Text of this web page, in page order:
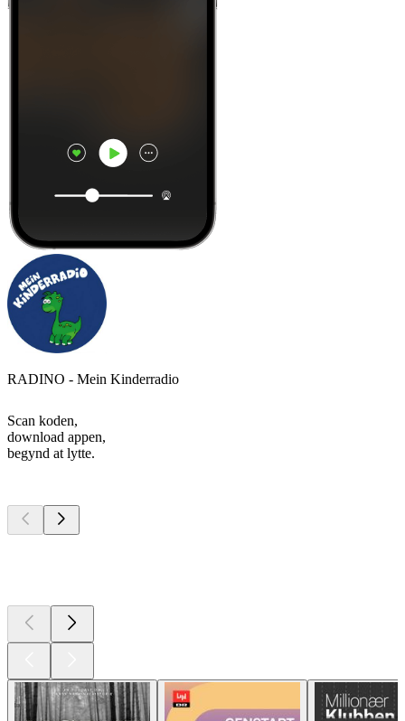
RADINO - Mein Kinderradio
Scan koden,
download appen,
begynd at lytte.